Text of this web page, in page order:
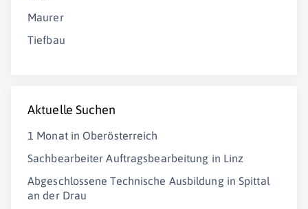
Maurer
Tiefbau
Aktuelle Suchen
1 Monat in Oberösterreich
Sachbearbeiter Auftragsbearbeitung in Linz
Abgeschlossene Technische Ausbildung in Spittal
an der Drau